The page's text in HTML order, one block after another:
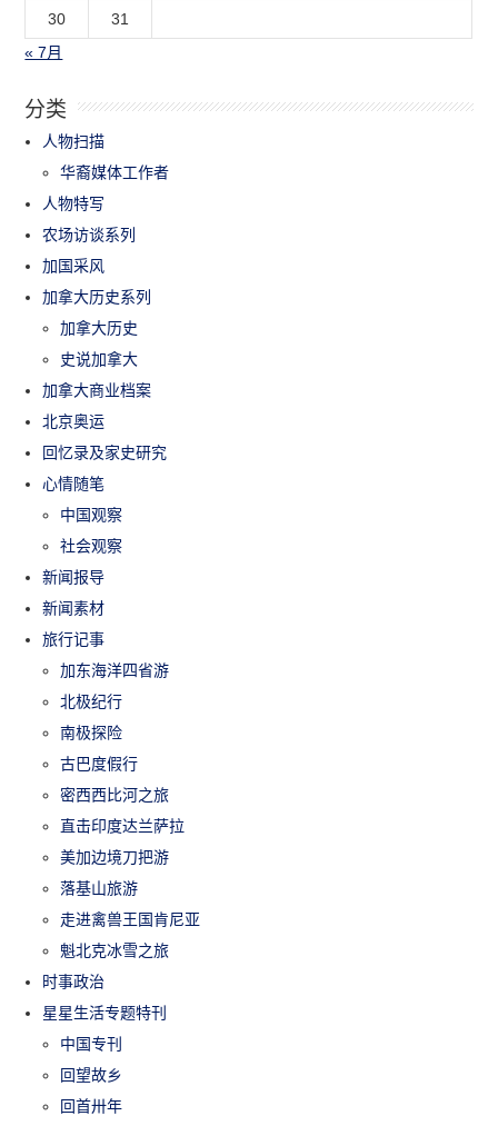
30
31
« 7月
分类
人物扫描
华裔媒体工作者
人物特写
农场访谈系列
加国采风
加拿大历史系列
加拿大历史
史说加拿大
加拿大商业档案
北京奥运
回忆录及家史研究
心情随笔
中国观察
社会观察
新闻报导
新闻素材
旅行记事
加东海洋四省游
北极纪行
南极探险
古巴度假行
密西西比河之旅
直击印度达兰萨拉
美加边境刀把游
落基山旅游
走进禽兽王国肯尼亚
魁北克冰雪之旅
时事政治
星星生活专题特刊
中国专刊
回望故乡
回首卅年